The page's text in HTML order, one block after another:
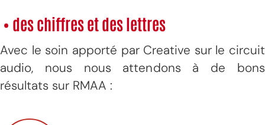
• des chiffres et des lettres
Avec le soin apporté par Creative sur le circuit
audio, nous nous attendons à de bons
résultats sur RMAA :